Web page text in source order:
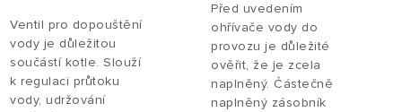
Ventil pro dopouštění
vody je důležitou
součástí kotle. Slouží
k regulaci průtoku
vody, udržování
Před uvedením
ohřívače vody do
provozu je důležité
ověřit, že je zcela
naplněný. Částečně
naplněný zásobník